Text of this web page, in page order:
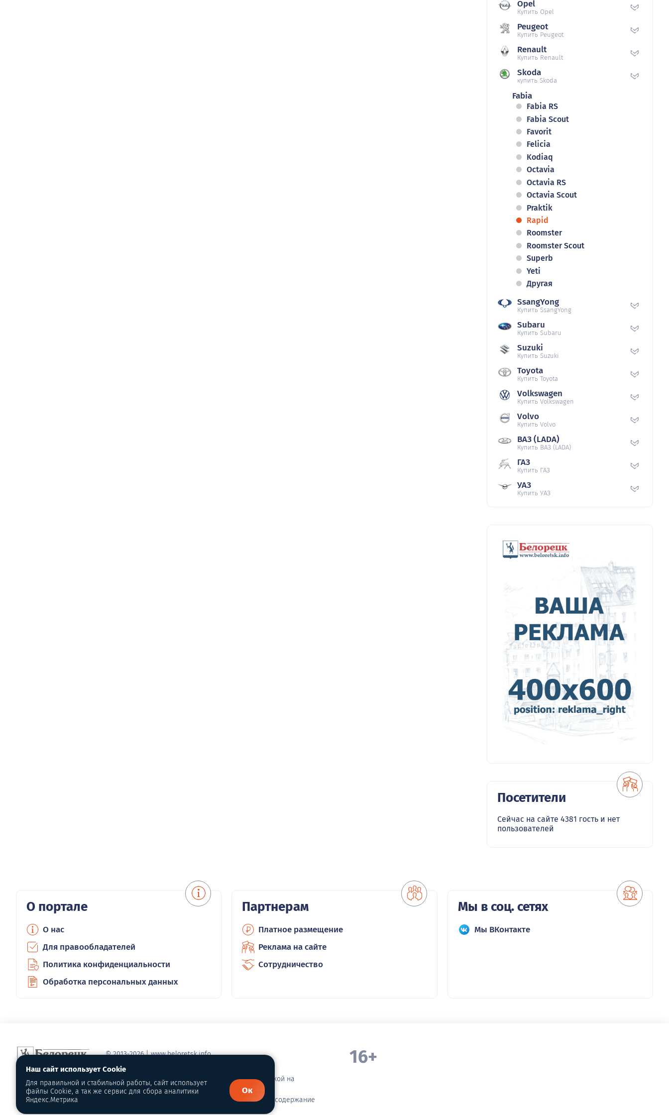
Opel
Купить Opel
Peugeot
Купить Peugeot
Renault
Купить Renault
Skoda
купить Skoda
Fabia
Fabia RS
Fabia Scout
Favorit
Felicia
Kodiaq
Octavia
Octavia RS
Octavia Scout
Praktik
Rapid
Roomster
Roomster Scout
Superb
Yeti
Другая
SsangYong
Купить SsangYong
Subaru
Купить Subaru
Suzuki
Купить Suzuki
Toyota
Купить Toyota
Volkswagen
Купить Volkswagen
Volvo
Купить Volvo
ВАЗ (LADA)
Купить ВАЗ (LADA)
ГАЗ
Купить ГАЗ
УАЗ
Купить УАЗ
Посетители
Сейчас на сайте 4381 гость и нет
пользователей
О портале
О нас
Для правообладателей
Политика конфиденциальности
Обработка персональных данных
Партнерам
Платное размещение
Реклама на сайте
Сотрудничество
Мы в соц. сетях
Мы ВКонтакте
© 2013-2026 | www.beloretsk.info
Справочно-информационный сайт г. Белорецка
Перепубликация материалов с обязательной ссылкой на
первоисточник - www.beloretsk.info
Администрация сайта не несет ответственности за содержание
16+
Наш сайт использует Cookie
Для правильной и стабильной работы, сайт использует
файлы Cookie, а так же сервис для сбора аналитики
Яндекс.Метрика
Ок